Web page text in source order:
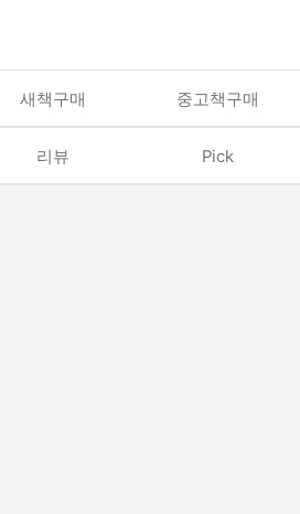
새책구매 중고책구매
리뷰 Pick